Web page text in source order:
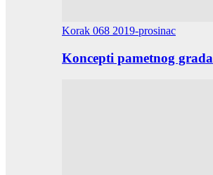
Korak 068 2019-prosinac
Koncepti pametnog grada